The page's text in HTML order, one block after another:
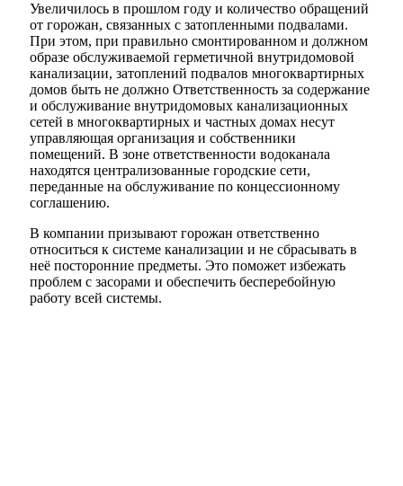
Увеличилось в прошлом году и количество обращений
от горожан, связанных с затопленными подвалами.
При этом, при правильно смонтированном и должном
образе обслуживаемой герметичной внутридомовой
канализации, затоплений подвалов многоквартирных
домов быть не должно Ответственность за содержание
и обслуживание внутридомовых канализационных
сетей в многоквартирных и частных домах несут
управляющая организация и собственники
помещений. В зоне ответственности водоканала
находятся централизованные городские сети,
переданные на обслуживание по концессионному
соглашению.
В компании призывают горожан ответственно
относиться к системе канализации и не сбрасывать в
неё посторонние предметы. Это поможет избежать
проблем с засорами и обеспечить бесперебойную
работу всей системы.